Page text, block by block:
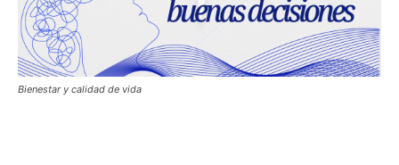
Bienestar y calidad de vida